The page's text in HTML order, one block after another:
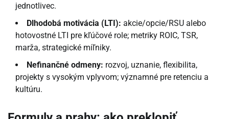
jednotlivec.
Dlhodobá motivácia (LTI): akcie/opcie/RSU alebo
hotovostné LTI pre kľúčové role; metriky ROIC, TSR,
marža, strategické míľniky.
Nefinančné odmeny: rozvoj, uznanie, flexibilita,
projekty s vysokým vplyvom; významné pre retenciu a
kultúru.